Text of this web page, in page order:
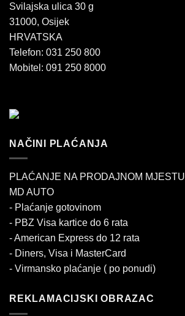
Svilajska ulica 30 g
31000, Osijek
HRVATSKA
Telefon: 031 250 800
Mobitel: 091 250 8000
NAČINI PLAĆANJA
PLAĆANJE NA PRODAJNOM MJESTU
MD AUTO
- Plaćanje gotovinom
- PBZ Visa kartice do 6 rata
- American Express do 12 rata
- Diners, Visa i MasterCard
- Virmansko plaćanje ( po ponudi)
REKLAMACIJSKI OBRAZAC